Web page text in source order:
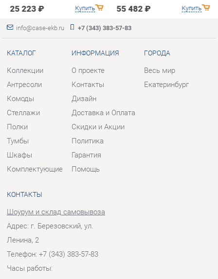
Коллекции
Антресоли
Комоды
Стеллажи
Шкафы
Комплектующие
О проекте
Контакты
Дизайн
Доставка и Оплата
Политика
Помощь
Весь мир
КОНТАКТЫ
Шоурум и склад самовывоза
Адрес: г. Березовский, ул.
Ленина, 2
Часы работы:
Пн - Пт:10:00 - 20:00 (GMT+5)
Отправить сообщение
© 2009-2026 Корпусная мебель Екатеринбург